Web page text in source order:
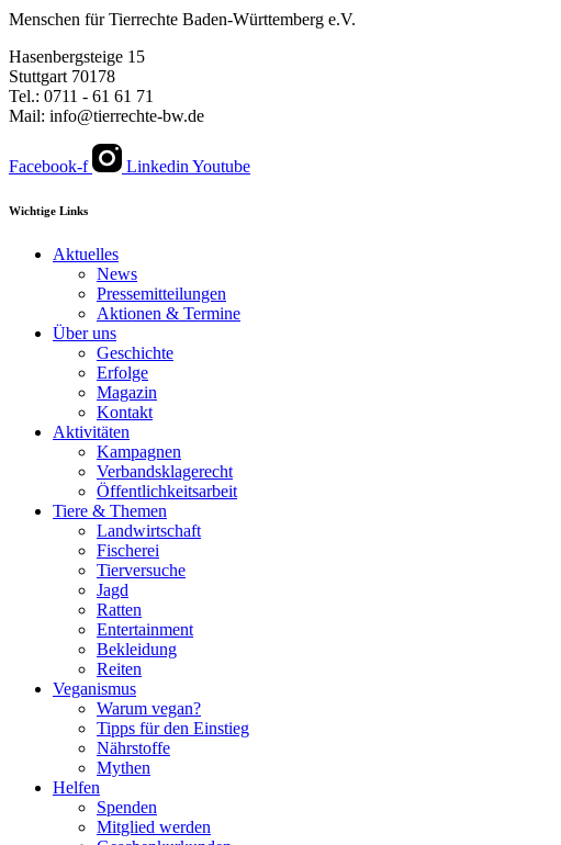
Menschen für Tierrechte Baden-Württemberg e.V.
Hasenbergsteige 15
Stuttgart 70178
Tel.: 0711 - 61 61 71
Mail: info@tierrechte-bw.de
Facebook-f Linkedin Youtube
Wichtige Links
Aktuelles
News
Pressemitteilungen
Aktionen & Termine
Über uns
Geschichte
Erfolge
Magazin
Kontakt
Aktivitäten
Kampagnen
Verbandsklagerecht
Öffentlichkeitsarbeit
Tiere & Themen
Landwirtschaft
Fischerei
Tierversuche
Jagd
Ratten
Entertainment
Bekleidung
Reiten
Veganismus
Warum vegan?
Tipps für den Einstieg
Nährstoffe
Mythen
Helfen
Spenden
Mitglied werden